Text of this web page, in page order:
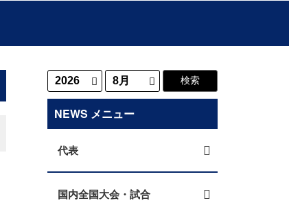
NEWS メニュー
代表
国内全国大会・試合